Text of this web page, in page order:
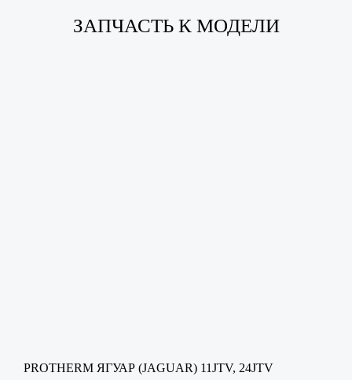
ЗАПЧАСТЬ К МОДЕЛИ
PROTHERM ЯГУАР (JAGUAR) 11JTV, 24JTV